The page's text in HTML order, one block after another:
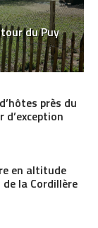
du Puy
près du
d’exception
en altitude
la Cordillère